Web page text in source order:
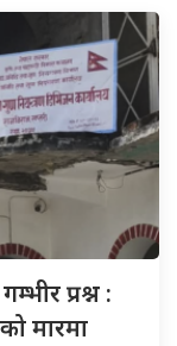
प्रश्न :
मारमा